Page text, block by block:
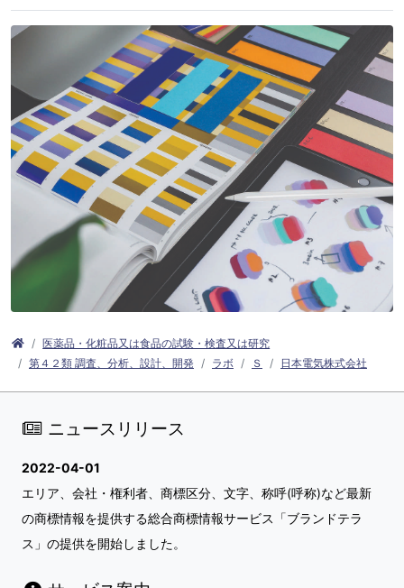
医薬品・化粧品又は食品の試験・検査又は研究
第４２類 調査、分析、設計、開発
ラボ Ｓ 日本電気株式会社
ニュースリリース
2022-04-01
エリア、会社・権利者、商標区分、文字、称呼(呼称)など最新
の商標情報を提供する総合商標情報サービス「ブランドテラ
ス」の提供を開始しました。